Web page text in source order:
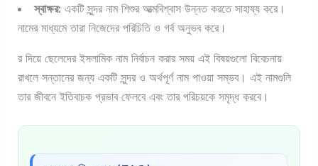
স্বাক্ষর: একটি সুন্দর নাম শিশুর আত্মবিশ্বাস উন্নত করতে সাহায্য করে।
নামের মাধ্যমে তারা নিজেদের পরিচিতি ও গর্ব অনুভব করে।
র দিয়ে ছেলেদের ইসলামিক নাম নির্বাচন করার সময় এই বিষয়গুলো বিবেচনায়
রাখলে সন্তানের জন্য একটি সুন্দর ও অর্থপূর্ণ নাম পাওয়া সম্ভব। এই নামগুলি
তার জীবনে ইতিবাচক প্রভাব ফেলবে এবং তার পরিচয়কে সমৃদ্ধ করবে।